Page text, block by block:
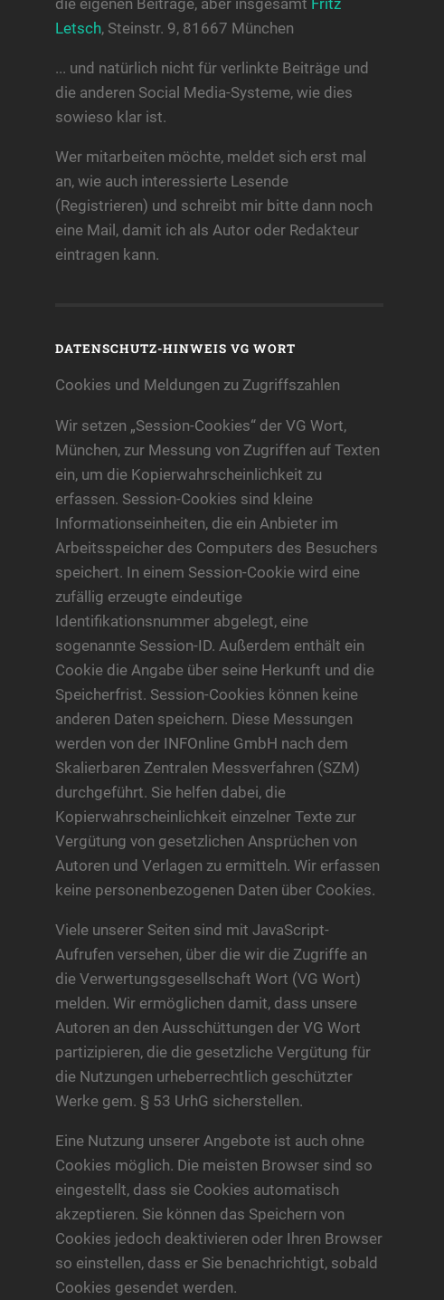
die eigenen Beiträge, aber insgesamt Fritz
Letsch, Steinstr. 9, 81667 München
... und natürlich nicht für verlinkte Beiträge und
die anderen Social Media-Systeme, wie dies
sowieso klar ist.
Wer mitarbeiten möchte, meldet sich erst mal
an, wie auch interessierte Lesende
(Registrieren) und schreibt mir bitte dann noch
eine Mail, damit ich als Autor oder Redakteur
eintragen kann.
DATENSCHUTZ-HINWEIS VG WORT
Cookies und Meldungen zu Zugriffszahlen
Wir setzen „Session-Cookies“ der VG Wort,
München, zur Messung von Zugriffen auf Texten
ein, um die Kopierwahrscheinlichkeit zu
erfassen. Session-Cookies sind kleine
Informationseinheiten, die ein Anbieter im
Arbeitsspeicher des Computers des Besuchers
speichert. In einem Session-Cookie wird eine
zufällig erzeugte eindeutige
Identifikationsnummer abgelegt, eine
sogenannte Session-ID. Außerdem enthält ein
Cookie die Angabe über seine Herkunft und die
Speicherfrist. Session-Cookies können keine
anderen Daten speichern. Diese Messungen
werden von der INFOnline GmbH nach dem
Skalierbaren Zentralen Messverfahren (SZM)
durchgeführt. Sie helfen dabei, die
Kopierwahrscheinlichkeit einzelner Texte zur
Vergütung von gesetzlichen Ansprüchen von
Autoren und Verlagen zu ermitteln. Wir erfassen
keine personenbezogenen Daten über Cookies.
Viele unserer Seiten sind mit JavaScript-
Aufrufen versehen, über die wir die Zugriffe an
die Verwertungsgesellschaft Wort (VG Wort)
melden. Wir ermöglichen damit, dass unsere
Autoren an den Ausschüttungen der VG Wort
partizipieren, die die gesetzliche Vergütung für
die Nutzungen urheberrechtlich geschützter
Werke gem. § 53 UrhG sicherstellen.
Eine Nutzung unserer Angebote ist auch ohne
Cookies möglich. Die meisten Browser sind so
eingestellt, dass sie Cookies automatisch
akzeptieren. Sie können das Speichern von
Cookies jedoch deaktivieren oder Ihren Browser
so einstellen, dass er Sie benachrichtigt, sobald
Cookies gesendet werden.